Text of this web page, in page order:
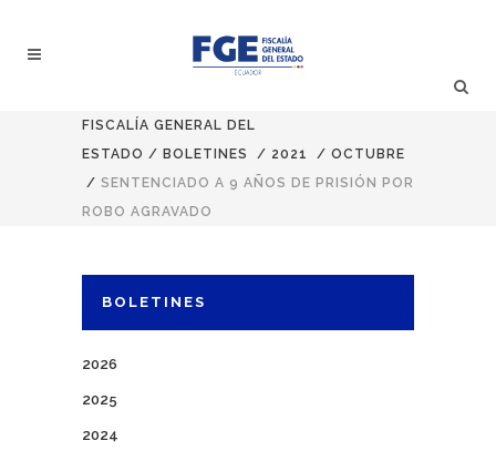
FISCALÍA GENERAL DEL
ESTADO / BOLETINES / 2021 / OCTUBRE
/ SENTENCIADO A 9 AÑOS DE PRISIÓN POR
ROBO AGRAVADO
BOLETINES
2026
2025
2024